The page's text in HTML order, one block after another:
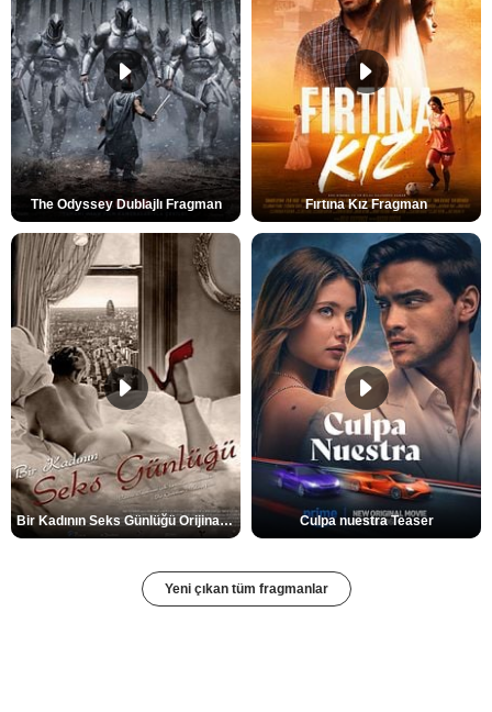
The Odyssey Dublajlı Fragman Fırtına Kız Fragman
Bir Kadının Seks Günlüğü Orijinal Fragman Culpa nuestra Teaser
Yeni çıkan tüm fragmanlar